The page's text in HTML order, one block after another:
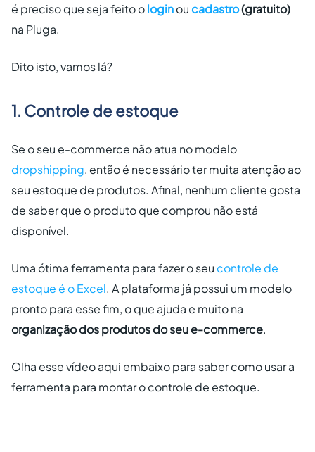
é preciso que seja feito ologinou cadastro(gratuito)
na Pluga.
Dito isto, vamos lá?
1. Controle de estoque
Se o seu e-commerce não atua no modelo
dropshipping, então é necessário ter muita atenção ao
seu estoque de produtos. Afinal, nenhum cliente gosta
de saber que o produto que comprou não está
disponível.
Uma ótima ferramenta para fazer o seu controle de
estoque é o Excel. A plataforma já possui um modelo
pronto para esse fim, o que ajuda e muito na
organização dos produtos do seu e-commerce.
Olha esse vídeo aqui embaixo para saber como usar a
ferramenta para montar o controle de estoque.